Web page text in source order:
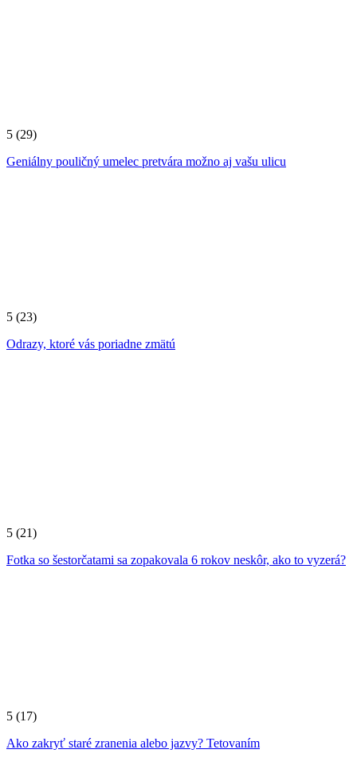
5 (29)
Geniálny pouličný umelec pretvára možno aj vašu ulicu
5 (23)
Odrazy, ktoré vás poriadne zmätú
5 (21)
Fotka so šestorčatami sa zopakovala 6 rokov neskôr, ako to vyzerá?
5 (17)
Ako zakryť staré zranenia alebo jazvy? Tetovaním